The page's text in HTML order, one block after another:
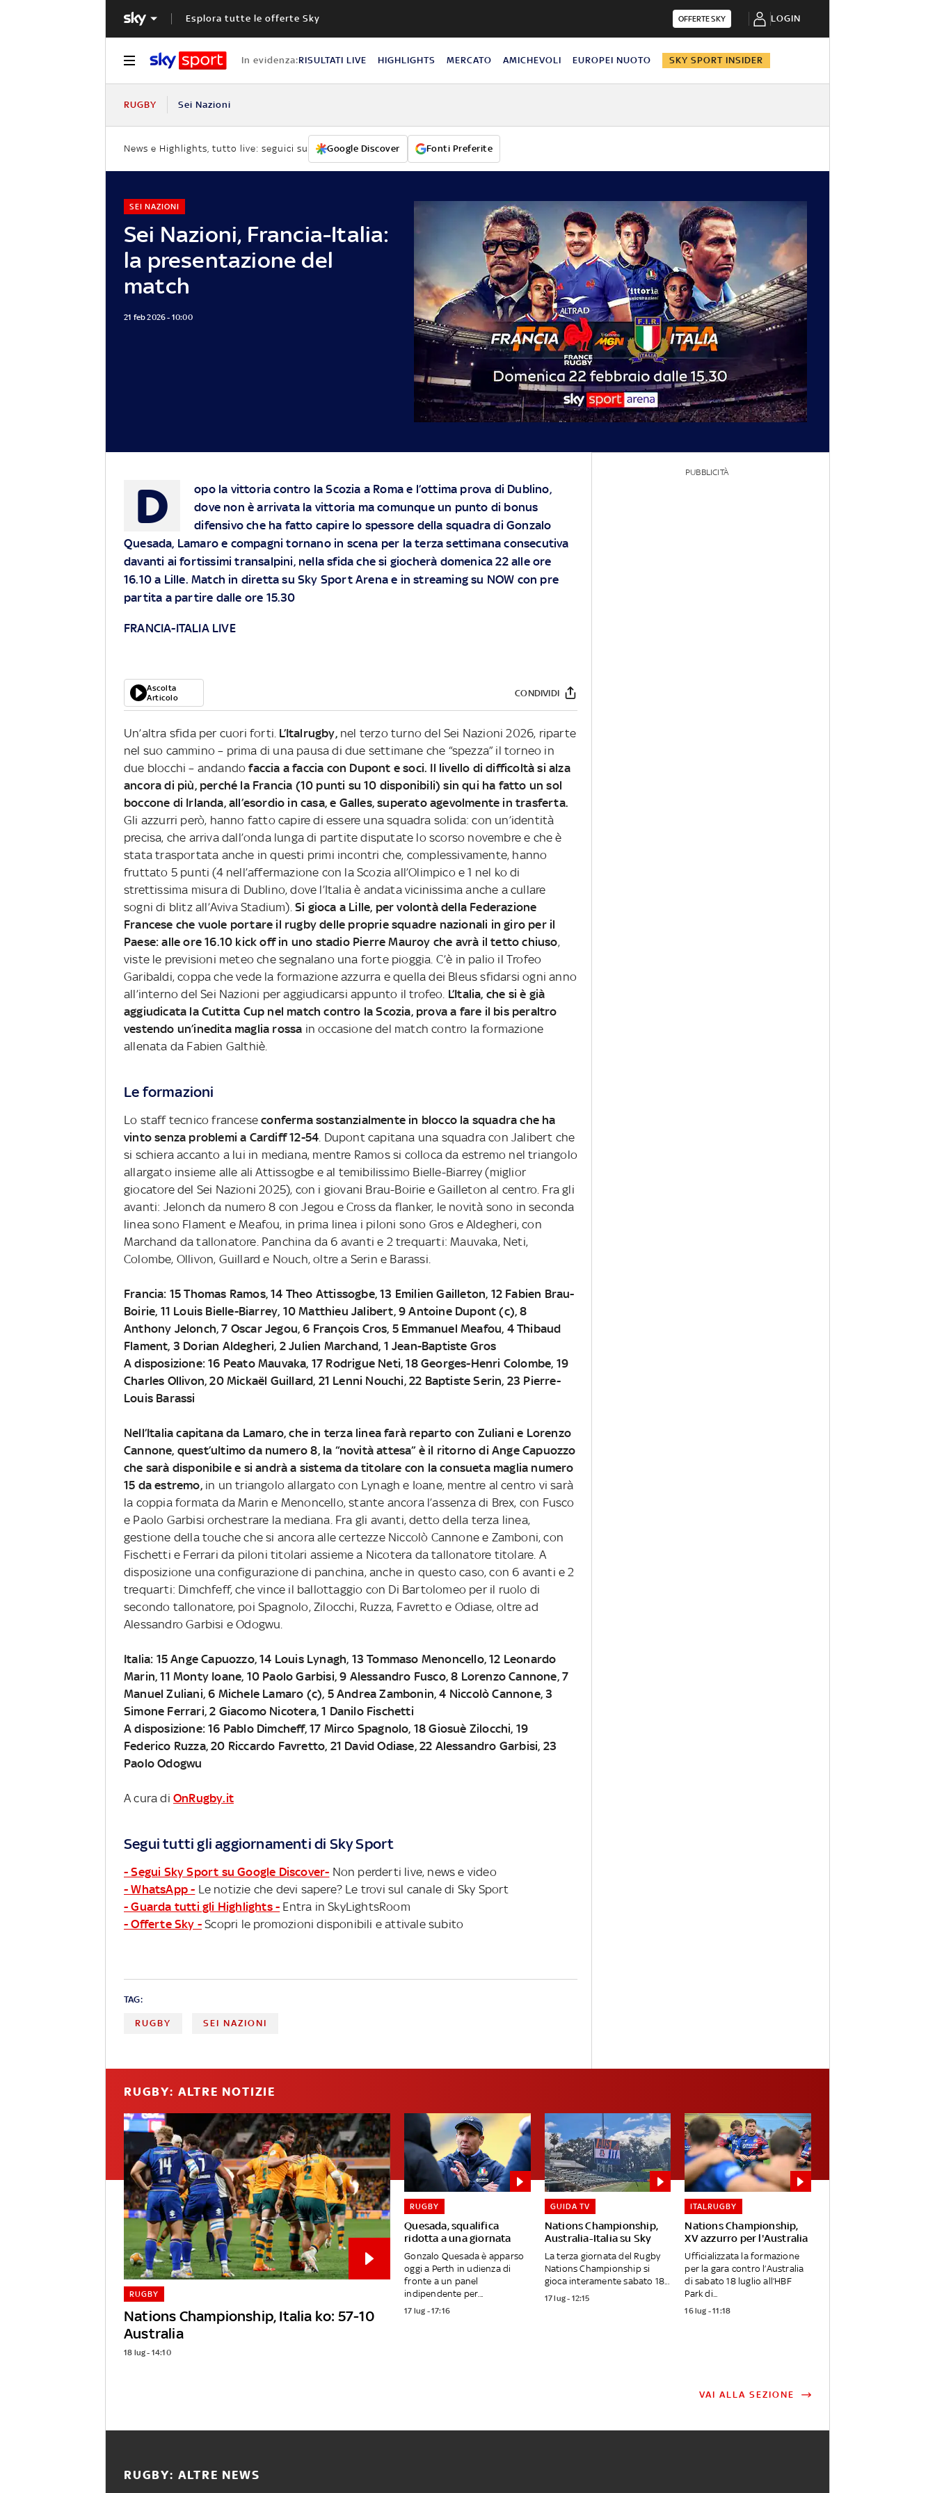
Esplora tutte le offerte Sky OFFERTE SKY LOGIN
In evidenza:RISULTATI LIVE HIGHLIGHTS MERCATO AMICHEVOLI EUROPEI NUOTO SKY SPORT INSIDER
RUGBY Sei Nazioni
News e Highlights, tutto live: seguici su Google Discover Fonti Preferite
Sei Nazioni, Francia-Italia:
la presentazione del
match
SEI NAZIONI
21 feb 2026 - 10:00
D
opo la vittoria contro la Scozia a Roma e l’ottima prova di Dublino,
dove non è arrivata la vittoria ma comunque un punto di bonus
difensivo che ha fatto capire lo spessore della squadra di Gonzalo
Quesada, Lamaro e compagni tornano in scena per la terza settimana consecutiva
davanti ai fortissimi transalpini, nella sfida che si giocherà domenica 22 alle ore
16.10 a Lille. Match in diretta su Sky Sport Arena e in streaming su NOW con pre
partita a partire dalle ore 15.30
FRANCIA-ITALIA LIVE
Ascolta
Articolo
CONDIVIDI
Un’altra sfida per cuori forti. L’Italrugby,nel terzo turno del Sei Nazioni 2026, riparte
nel suo cammino – prima di una pausa di due settimane che “spezza” il torneo in
due blocchi – andandofaccia a faccia con Dupont e soci. Il livello di difficoltà si alza
ancora di più, perché la Francia (10 punti su 10 disponibili) sin qui ha fatto un sol
boccone di Irlanda, all’esordio in casa, e Galles, superato agevolmente in trasferta.
Gli azzurri però, hanno fatto capire di essere una squadra solida: con un’identità
precisa, che arriva dall’onda lunga di partite disputate lo scorso novembre e che è
stata trasportata anche in questi primi incontri che, complessivamente, hanno
fruttato 5 punti (4 nell’affermazione con la Scozia all’Olimpico e 1 nel ko di
strettissima misura di Dublino, dove l’Italia è andata vicinissima anche a cullare
sogni di blitz all’Aviva Stadium). Si gioca a Lille, per volontà della Federazione
Francese che vuole portare il rugby delle proprie squadre nazionali in giro per il
Paese: alle ore 16.10 kick off in uno stadio Pierre Mauroy che avrà il tetto chiuso,
viste le previsioni meteo che segnalano una forte pioggia. C’è in palio il Trofeo
Garibaldi, coppa che vede la formazione azzurra e quella dei Bleus sfidarsi ogni anno
all’interno del Sei Nazioni per aggiudicarsi appunto il trofeo. L’Italia, che si è già
aggiudicata la Cutitta Cup nel match contro la Scozia, prova a fare il bis peraltro
vestendo un’inedita maglia rossa in occasione del match contro la formazione
allenata da Fabien Galthiè.
Le formazioni
Lo staff tecnico franceseconferma sostanzialmente in blocco la squadra che ha
vinto senza problemi a Cardiff 12-54. Dupont capitana una squadra con Jalibert che
si schiera accanto a lui in mediana, mentre Ramos si colloca da estremo nel triangolo
allargato insieme alle ali Attissogbe e al temibilissimo Bielle-Biarrey (miglior
giocatore del Sei Nazioni 2025), con i giovani Brau-Boirie e Gailleton al centro. Fra gli
avanti: Jelonch da numero 8 con Jegou e Cross da flanker, le novità sono in seconda
linea sono Flament e Meafou, in prima linea i piloni sono Gros e Aldegheri, con
Marchand da tallonatore. Panchina da 6 avanti e 2 trequarti: Mauvaka, Neti,
Colombe, Ollivon, Guillard e Nouch, oltre a Serin e Barassi.
Francia: 15 Thomas Ramos, 14 Theo Attissogbe, 13 Emilien Gailleton, 12 Fabien Brau-
Boirie, 11 Louis Bielle-Biarrey, 10 Matthieu Jalibert, 9 Antoine Dupont (c), 8
Anthony Jelonch, 7 Oscar Jegou, 6 François Cros, 5 Emmanuel Meafou, 4 Thibaud
Flament, 3 Dorian Aldegheri, 2 Julien Marchand, 1 Jean-Baptiste Gros
A disposizione: 16 Peato Mauvaka, 17 Rodrigue Neti, 18 Georges-Henri Colombe, 19
Charles Ollivon, 20 Mickaël Guillard, 21 Lenni Nouchi, 22 Baptiste Serin, 23 Pierre-
Louis Barassi
Nell’Italia capitana da Lamaro, che in terza linea farà reparto con Zuliani e Lorenzo
Cannone, quest’ultimo da numero 8, la “novità attesa” è il ritorno di Ange Capuozzo
che sarà disponibile e si andrà a sistema da titolare con la consueta maglia numero
15 da estremo,in un triangolo allargato con Lynagh e Ioane, mentre al centro vi sarà
la coppia formata da Marin e Menoncello, stante ancora l’assenza di Brex, con Fusco
e Paolo Garbisi orchestrare la mediana. Fra gli avanti, detto della terza linea,
gestione della touche che si ancora alle certezze Niccolò Cannone e Zamboni, con
Fischetti e Ferrari da piloni titolari assieme a Nicotera da tallonatore titolare. A
disposizione una configurazione di panchina, anche in questo caso, con 6 avanti e 2
trequarti: Dimchfeff, che vince il ballottaggio con Di Bartolomeo per il ruolo di
secondo tallonatore, poi Spagnolo, Zilocchi, Ruzza, Favretto e Odiase, oltre ad
Alessandro Garbisi e Odogwu.
Italia: 15 Ange Capuozzo, 14 Louis Lynagh, 13 Tommaso Menoncello, 12 Leonardo
Marin, 11 Monty Ioane, 10 Paolo Garbisi, 9 Alessandro Fusco, 8 Lorenzo Cannone, 7
Manuel Zuliani, 6 Michele Lamaro (c), 5 Andrea Zambonin, 4 Niccolò Cannone, 3
Simone Ferrari, 2 Giacomo Nicotera, 1 Danilo Fischetti
A disposizione: 16 Pablo Dimcheff, 17 Mirco Spagnolo, 18 Giosuè Zilocchi, 19
Federico Ruzza, 20 Riccardo Favretto, 21 David Odiase, 22 Alessandro Garbisi, 23
Paolo Odogwu
A cura di OnRugby.it
Segui tutti gli aggiornamenti di Sky Sport
- Segui Sky Sport su Google Discover- Non perderti live, news e video
- WhatsApp - Le notizie che devi sapere? Le trovi sul canale di Sky Sport
- Guarda tutti gli Highlights - Entra in SkyLightsRoom
- Offerte Sky - Scopri le promozioni disponibili e attivale subito
TAG:
RUGBY SEI NAZIONI
PUBBLICITÀ
RUGBY: ALTRE NOTIZIE
Nations Championship, Italia ko: 57-10
Australia
RUGBY
18 lug - 14:10
Quesada, squalifica
ridotta a una giornata
RUGBY
Gonzalo Quesada è apparso
oggi a Perth in udienza di
fronte a un panel
indipendente per...
17 lug - 17:16
Nations Championship,
Australia-Italia su Sky
GUIDA TV
La terza giornata del Rugby
Nations Championship si
gioca interamente sabato 18...
17 lug - 12:15
Nations Championship,
XV azzurro per l'Australia
ITALRUGBY
Ufficializzata la formazione
per la gara contro l’Australia
di sabato 18 luglio all’HBF
Park di...
16 lug - 11:18
VAI ALLA SEZIONE
RUGBY: ALTRE NEWS